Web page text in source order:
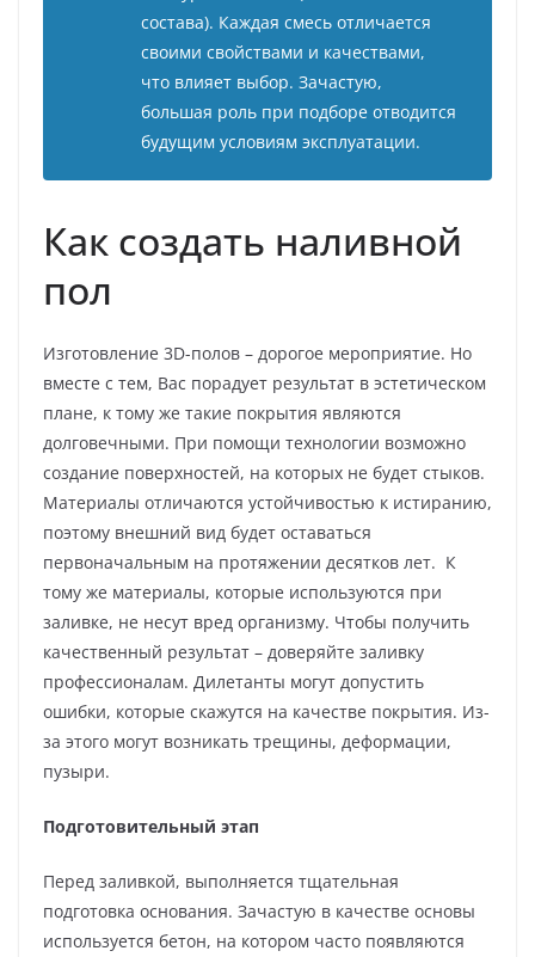
состава). Каждая смесь отличается
своими свойствами и качествами,
что влияет выбор. Зачастую,
большая роль при подборе отводится
будущим условиям эксплуатации.
Как создать наливной
пол
Изготовление 3D-полов – дорогое мероприятие. Но
вместе с тем, Вас порадует результат в эстетическом
плане, к тому же такие покрытия являются
долговечными. При помощи технологии возможно
создание поверхностей, на которых не будет стыков.
Материалы отличаются устойчивостью к истиранию,
поэтому внешний вид будет оставаться
первоначальным на протяжении десятков лет. К
тому же материалы, которые используются при
заливке, не несут вред организму. Чтобы получить
качественный результат – доверяйте заливку
профессионалам. Дилетанты могут допустить
ошибки, которые скажутся на качестве покрытия. Из-
за этого могут возникать трещины, деформации,
пузыри.
Подготовительный этап
Перед заливкой, выполняется тщательная
подготовка основания. Зачастую в качестве основы
используется бетон, на котором часто появляются